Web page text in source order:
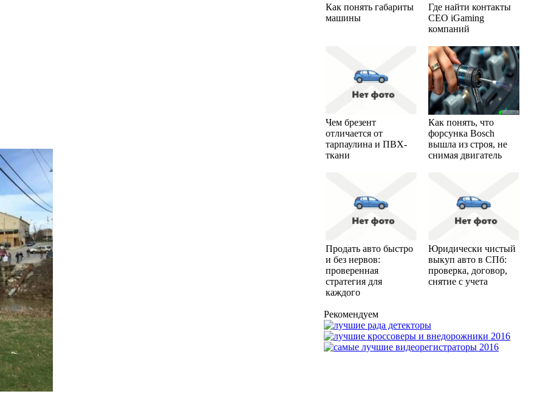
Как понять габариты
машины
Где найти контакты
CEO iGaming
компаний
Чем брезент
отличается от
тарпаулина и ПВХ-
ткани
Как понять, что
форсунка Bosch
вышла из строя, не
снимая двигатель
Продать авто быстро
и без нервов:
проверенная
стратегия для
каждого
Юридически чистый
выкуп авто в СПб:
проверка, договор,
снятие с учета
Рекомендуем